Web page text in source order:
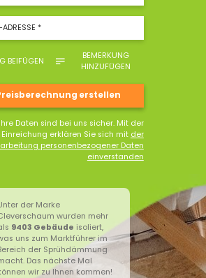
*
BEIFÜGEN
BEMERKUNG
HINZUFÜGEN
Ihre Daten sind bei uns sicher. Mit der
Einreichung erklären Sie sich mit der
personenbezogener Daten
einverstanden
der Marke
wurden mehr
9403 Gebäude isoliert,
uns zum Marktführer im
der Sprühdämmung
Das nächste Mal
wir zu Ihnen kommen!